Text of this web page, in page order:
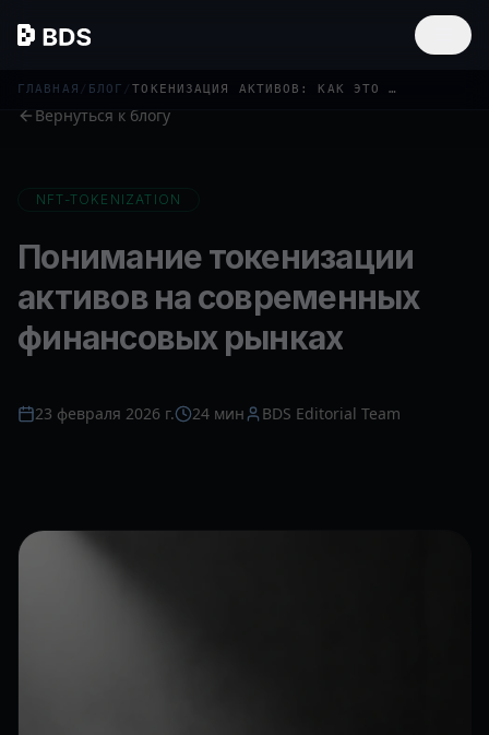
ГЛАВНАЯ / БЛОГ / ТОКЕНИЗАЦИЯ АКТИВОВ: КАК ЭТО ИЗМЕНИТ ФИНАНСОВЫЕ РЫНКИ В 2026 ГОДУ
Вернуться к блогу
NFT-TOKENIZATION
Понимание токенизации
активов на современных
финансовых рынках
23 февраля 2026 г. 24 мин BDS Editorial Team